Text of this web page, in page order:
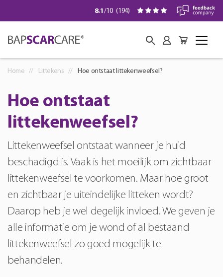
8.1/10 (194)
Home Littekens Hoe ontstaat littekenweefsel?
Hoe ontstaat
littekenweefsel?
Littekenweefsel ontstaat wanneer je huid
beschadigd is. Vaak is het moeilijk om zichtbaar
littekenweefsel te voorkomen. Maar hoe groot
en zichtbaar je uiteindelijke litteken wordt?
Daarop heb je wel degelijk invloed. We geven je
alle informatie om je wond of al bestaand
littekenweefsel zo goed mogelijk te
behandelen.